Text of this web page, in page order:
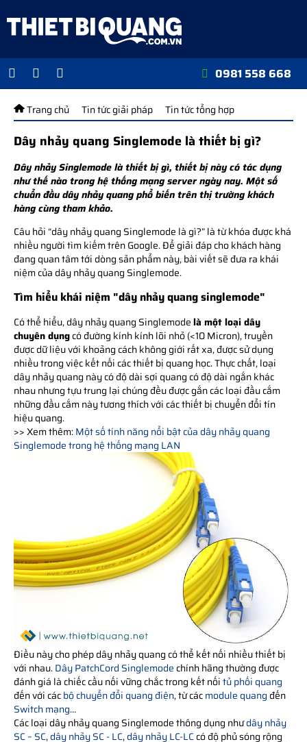
0981 558 668
Trang chủ Tin tức giải pháp Tin tức tổng hợp
Dây nhảy quang Singlemode là thiết bị gì?
Dây nhảy Singlemode là thiết bị gì, thiết bị này có tác dụng
như thế nào trong hệ thống mạng server ngày nay. Một số
chuẩn đầu dây nhảy quang phổ biến trên thị trường khách
hàng cùng tham khảo.
Câu hỏi “dây nhảy quang Singlemode là gì?” là từ khóa được khá
nhiều người tìm kiếm trên Google. Để giải đáp cho khách hàng
đang quan tâm tới dòng sản phẩm này, bài viết sẽ đưa ra khái
niệm của dây nhảy quang Singlemode.
Tìm hiểu khái niệm "dây nhảy quang singlemode"
Có thể hiểu, dây nhảy quang Singlemodelà một loại dây
chuyên dụngcó đường kính kính lõi nhỏ (<10 Micron), truyền
được dữ liệu với khoảng cách không giới rất xa, được sử dụng
nhiều trong việc kết nối các thiết bị quang học. Thực chất, loại
dây nhảy quang này có độ dài sợi quang có độ dài ngắn khác
nhau nhưng tựu trung lại chúng đều được gắn các loại đầu cắm
những đầu cắm này tương thích với các thiết bị chuyển đổi tín
hiệu quang.
>> Xem thêm:Một số tính năng nổi bật của dây nhảy quang
Singlemode trong hệ thống mạng LAN
Điều này cho phép dây nhảy quang có thể kết nối nhiều thiết bị
với nhau.Dây PatchCord Singlemode chính hãng thường được
đánh giá là chiếc cầu nối vững chắc trong kết nốitủ phối quang
đến với cácbộ chuyển đổi quang điện, từ cácmodule quang đến
Switch mạng…
Các loại dây nhảy quang Singlemode thông dụng nhưdây nhảy
SC – SC,dây nhảy SC - LC,dây nhảy LC-LCcó độ phủ sóng rộng